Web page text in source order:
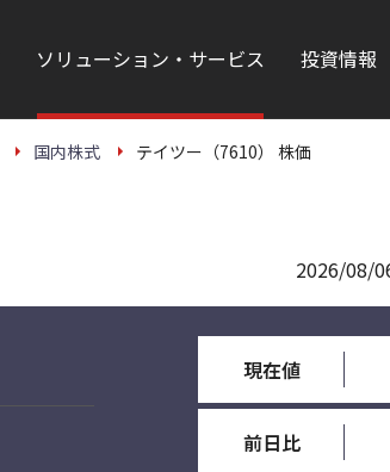
ソリューション・サービス 投資情報
国内株式 テイツー（7610） 株価
2026/08/
現在値
前日比